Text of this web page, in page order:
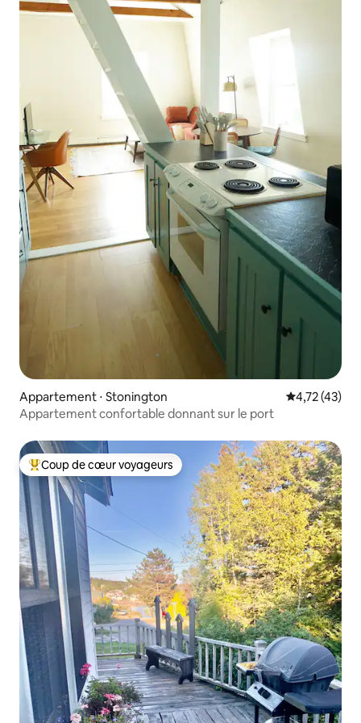
Appartement ⋅ Stonington Évaluation
4,72 (43)
Appartement confortable donnant sur le port
Coups de cœur voyageurs les plus appréciés
Coup de cœur voyageurs